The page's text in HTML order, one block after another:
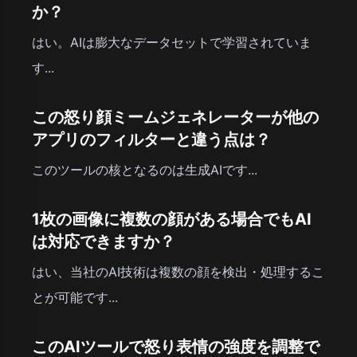
か？
はい。AIは膨大なデータセットで学習されていま
す...
この怒り顔ミームジェネレーターが他の
アプリのフィルターと違う点は？
このツールの核となるのは生成AIです...
1枚の画像に複数の顔がある場合でもAI
は対応できますか？
はい、当社のAI技術は複数の顔を検出・処理するこ
とが可能です...
このAIツールで怒り表情の強度を調整で